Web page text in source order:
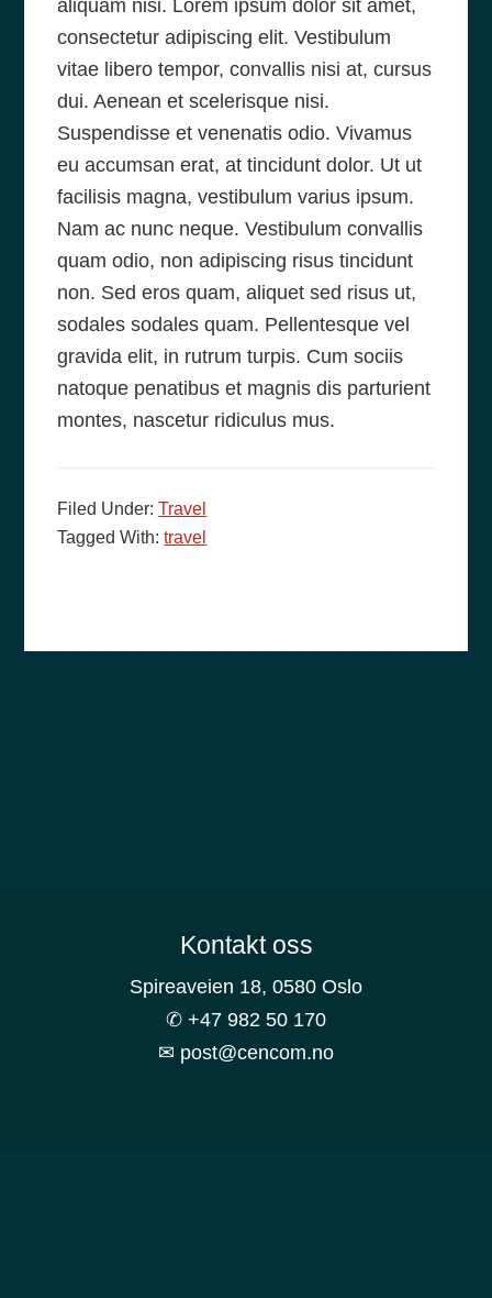
aliquam nisi. Lorem ipsum dolor sit amet,
consectetur adipiscing elit. Vestibulum
vitae libero tempor, convallis nisi at, cursus
dui. Aenean et scelerisque nisi.
Suspendisse et venenatis odio. Vivamus
eu accumsan erat, at tincidunt dolor. Ut ut
facilisis magna, vestibulum varius ipsum.
Nam ac nunc neque. Vestibulum convallis
quam odio, non adipiscing risus tincidunt
non. Sed eros quam, aliquet sed risus ut,
sodales sodales quam. Pellentesque vel
gravida elit, in rutrum turpis. Cum sociis
natoque penatibus et magnis dis parturient
montes, nascetur ridiculus mus.
Filed Under:Travel
Tagged With:travel
Kontakt oss
Spireaveien 18, 0580 Oslo
✆ +47 982 50 170
✉ post@cencom.no